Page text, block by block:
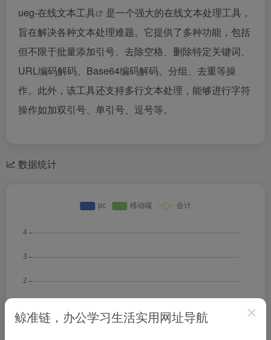
ueg-在线文本工具
是一个强大的在线文本处理工具，
旨在解决各种文本处理难题。它提供了多种功能，包括
但不限于批量添加引号、去除空格、删除特定关键词、
URL编码解码、Base64编码解码、分组、去重等操
作。此外，该工具还支持多行文本处理，能够进行字符
操作如加双引号、单引号、逗号等。
数据统计
鲸准链，办公学习生活实用网址导航